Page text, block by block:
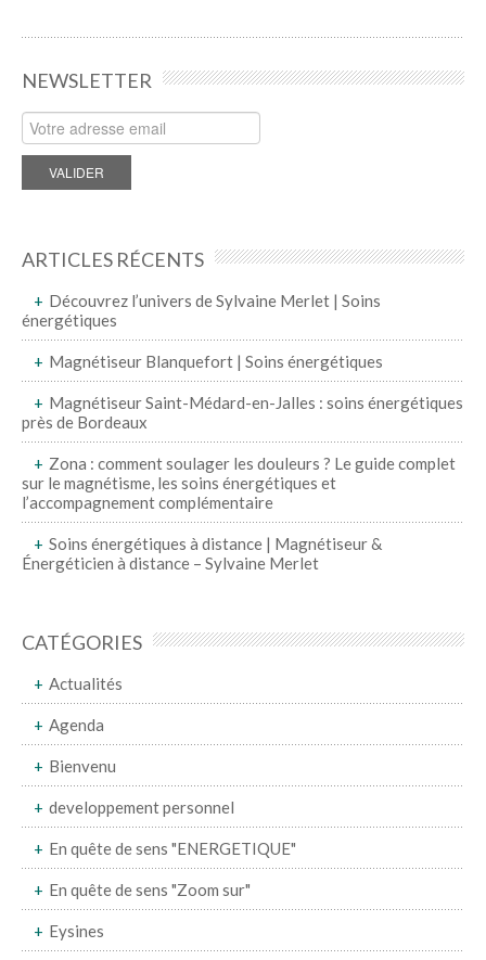
NEWSLETTER
ARTICLES RÉCENTS
Découvrez l’univers de Sylvaine Merlet | Soins
énergétiques
Magnétiseur Blanquefort | Soins énergétiques
Magnétiseur Saint-Médard-en-Jalles : soins énergétiques
près de Bordeaux
Zona : comment soulager les douleurs ? Le guide complet
sur le magnétisme, les soins énergétiques et
l’accompagnement complémentaire
Soins énergétiques à distance | Magnétiseur &
Énergéticien à distance – Sylvaine Merlet
CATÉGORIES
Actualités
Agenda
Bienvenu
developpement personnel
En quête de sens "ENERGETIQUE"
En quête de sens "Zoom sur"
Eysines